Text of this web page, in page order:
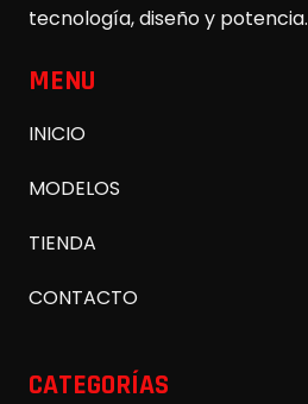
tecnología, diseño y potencia.
MENU
INICIO
MODELOS
TIENDA
CONTACTO
CATEGORÍAS